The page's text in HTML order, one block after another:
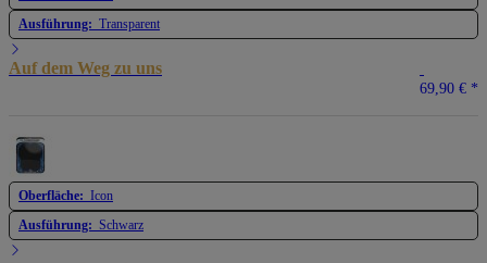
Ausführung: Transparent
Auf dem Weg zu uns
69,90 € *
Oberfläche: Icon
Ausführung: Schwarz